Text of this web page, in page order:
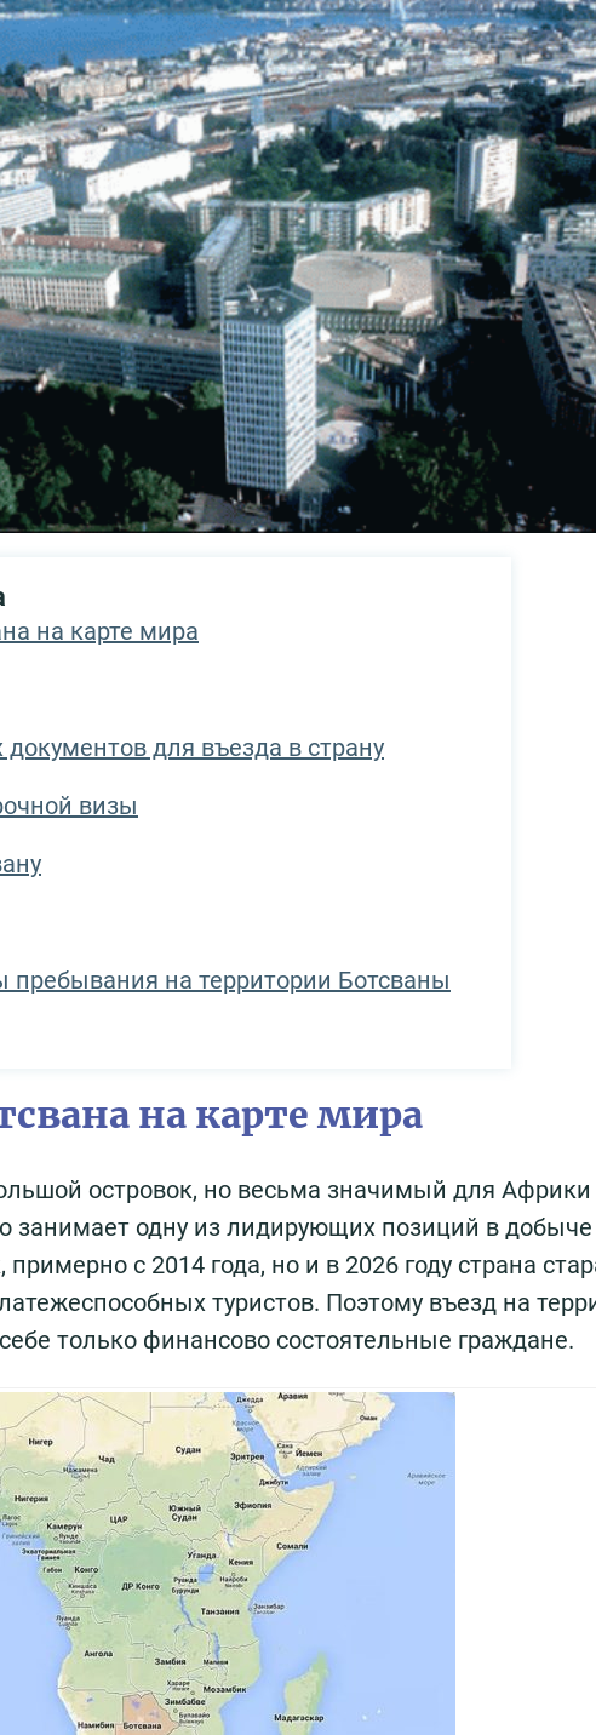
на карте мира
для въезда в страну
визы
пребывания на территории Ботсваны
на карте мира
островок, но весьма значимый для
занимает одну из лидирующих позиций в
с 2014 года, но и в 2026 году страна
туристов. Поэтому въезд на
только финансово состоятельные граждане.